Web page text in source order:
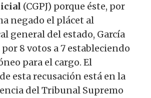
(CGPJ) porque éste, por
negado el plácet al
general del estado, García
8 votos a 7 estableciendo
para el cargo. El
esta recusación está en la
del Tribunal Supremo